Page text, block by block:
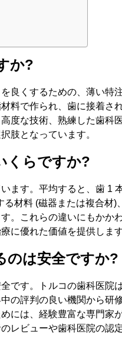
か?
良くするための、薄い特
料で作られ、歯に接着され
度な技術、熟練した歯科
肢となっています。
くらですか?
ます。平均すると、歯 1
材料 (磁器または複合材)
。これらの違いにもかかわ
に優れた価値を提供します
のは安全ですか?
です。トルコの歯科医院
の評判の良い機関から研
には、経験豊富な専門家
レビューや歯科医院の認
お問い
名）